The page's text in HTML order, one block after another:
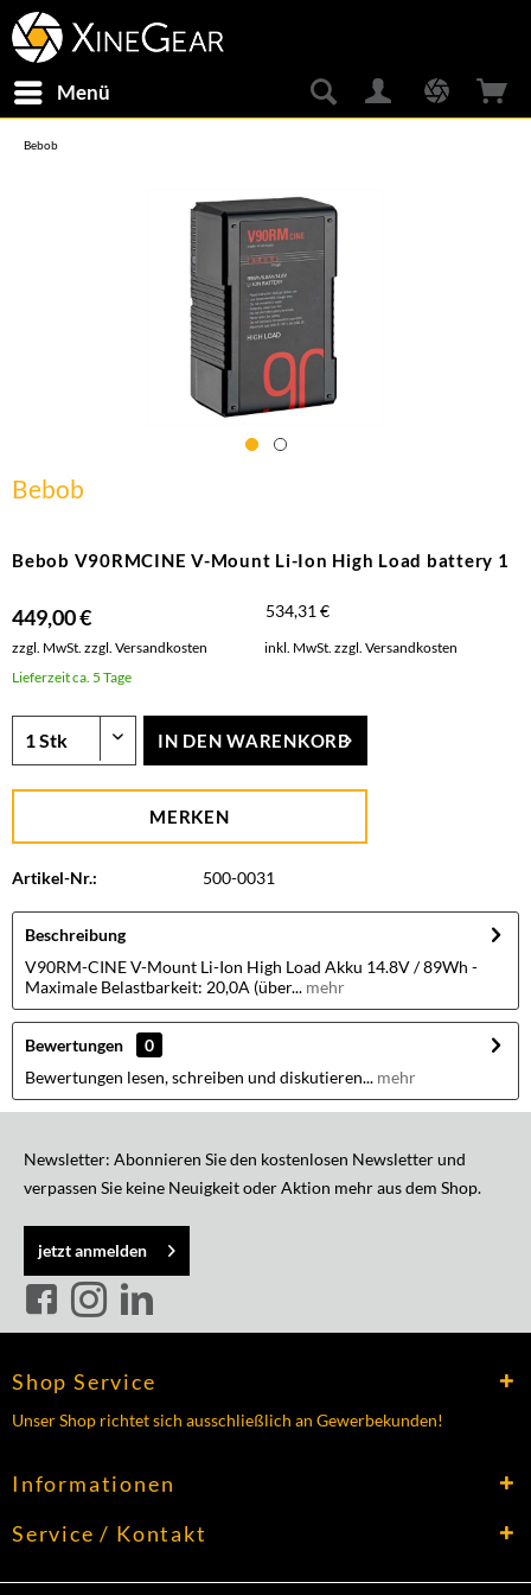
Menü
Bebob
Bebob
Bebob V90RMCINE V-Mount Li-Ion High Load battery 1
449,00 € 534,31 €
zzgl. MwSt. zzgl. Versandkosten inkl. MwSt. zzgl. Versandkosten
Lieferzeit ca. 5 Tage
IN DEN WARENKORB
MERKEN
Artikel-Nr.: 500-0031
Beschreibung
V90RM-CINE V-Mount Li-Ion High Load Akku 14.8V / 89Wh -
Maximale Belastbarkeit: 20,0A (über... mehr
Bewertungen
0
Bewertungen lesen, schreiben und diskutieren... mehr
Newsletter: Abonnieren Sie den kostenlosen Newsletter und
verpassen Sie keine Neuigkeit oder Aktion mehr aus dem Shop.
jetzt anmelden
Shop Service
Unser Shop richtet sich ausschließlich an Gewerbekunden!
Informationen
Service / Kontakt